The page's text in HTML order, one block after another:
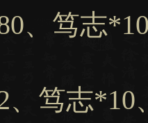
、笃志
笃志*10